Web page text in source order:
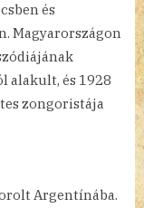
és
Magyarországon
alakult, és 1928
zongoristája
Argentínába.